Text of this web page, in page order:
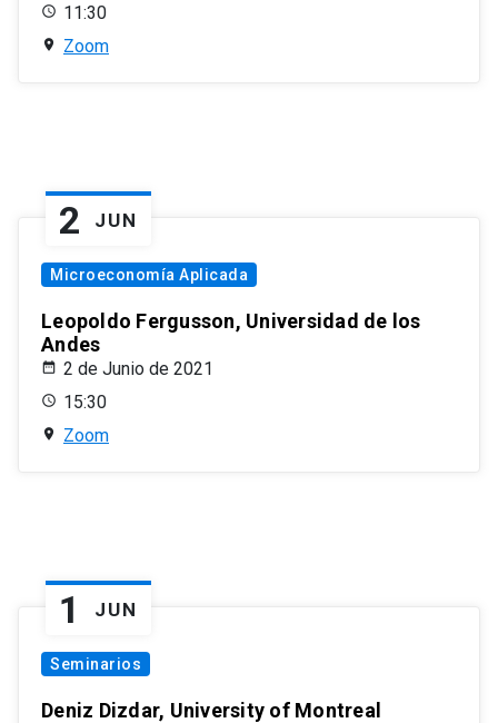
11:30
Zoom
2 JUN
Microeconomía Aplicada
Leopoldo Fergusson, Universidad de los
Andes
2 de Junio de 2021
15:30
Zoom
1 JUN
Seminarios
Deniz Dizdar, University of Montreal